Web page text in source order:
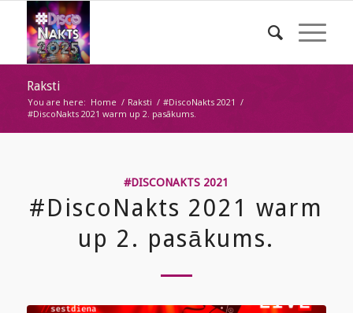
Raksti
You are here: Home / Raksti / #DiscoNakts 2021 /
#DiscoNakts 2021 warm up 2. pasākums.
#DISCONAKTS 2021
#DiscoNakts 2021 warm
up 2. pasākums.